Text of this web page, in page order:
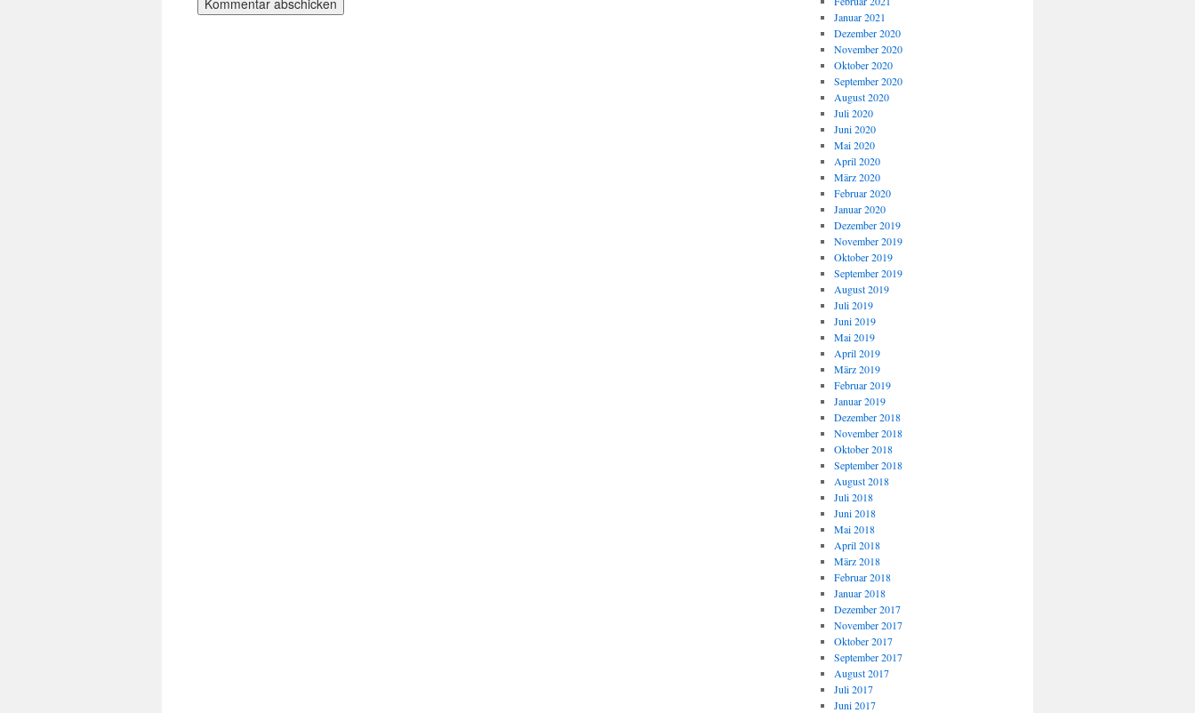
Januar 2021
Dezember 2020
November 2020
Oktober 2020
September 2020
August 2020
Juli 2020
Juni 2020
Mai 2020
April 2020
März 2020
Februar 2020
Januar 2020
Dezember 2019
November 2019
Oktober 2019
September 2019
August 2019
Juli 2019
Juni 2019
Mai 2019
April 2019
März 2019
Februar 2019
Januar 2019
Dezember 2018
November 2018
Oktober 2018
September 2018
August 2018
Juli 2018
Juni 2018
Mai 2018
April 2018
März 2018
Februar 2018
Januar 2018
Dezember 2017
November 2017
Oktober 2017
September 2017
August 2017
Juli 2017
Juni 2017